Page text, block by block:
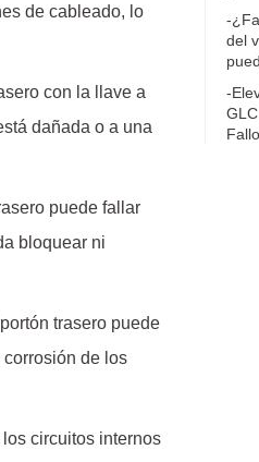
de cableado, lo
con la llave a
dañada o a una
puede fallar
bloquear ni
trasero puede
de los
circuitos internos
-
del
-